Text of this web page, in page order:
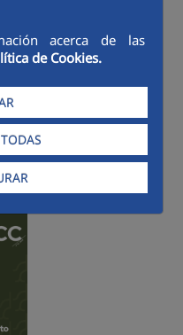
acerca de las
de Cookies.